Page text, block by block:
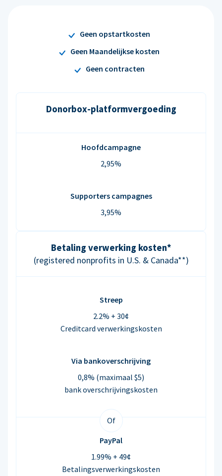
Geen opstartkosten
Geen Maandelijkse kosten
Geen contracten
Donorbox-platformvergoeding
Hoofdcampagne
2,95%
Supporters campagnes
3,95%
Betaling verwerking kosten*
(registered nonprofits in U.S. & Canada**)
Streep
2.2% + 30¢
Creditcard verwerkingskosten
Via bankoverschrijving
0,8% (maximaal $5)
bank overschrijvingskosten
Of
PayPal
1.99% + 49¢
Betalingsverwerkingskosten